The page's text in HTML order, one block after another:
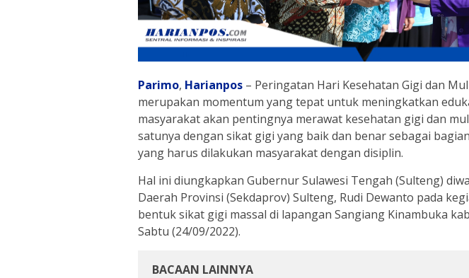
Parimo, Harianpos – Peringatan Hari Kesehatan Gigi dan
merupakan momentum yang tepat untuk meningkatkan
masyarakat akan pentingnya merawat kesehatan gigi dan
satunya dengan sikat gigi yang baik dan benar sebagai
yang harus dilakukan masyarakat dengan disiplin.
Hal ini diungkapkan Gubernur Sulawesi Tengah (Sulteng)
Daerah Provinsi (Sekdaprov) Sulteng, Rudi Dewanto pada
bentuk sikat gigi massal di lapangan Sangiang Kinambuka
Sabtu (24/09/2022).
BACAAN LAINNYA